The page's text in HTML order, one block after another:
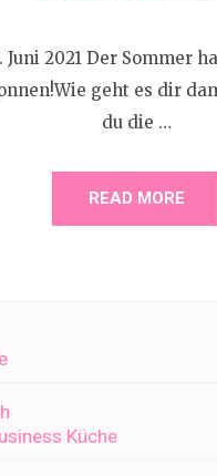
Juni 2021 Der Sommer
geht es dir
du die …
READ MORE
Küche